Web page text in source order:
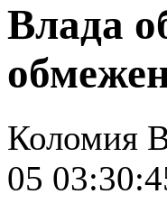
Влада
Коломия
05